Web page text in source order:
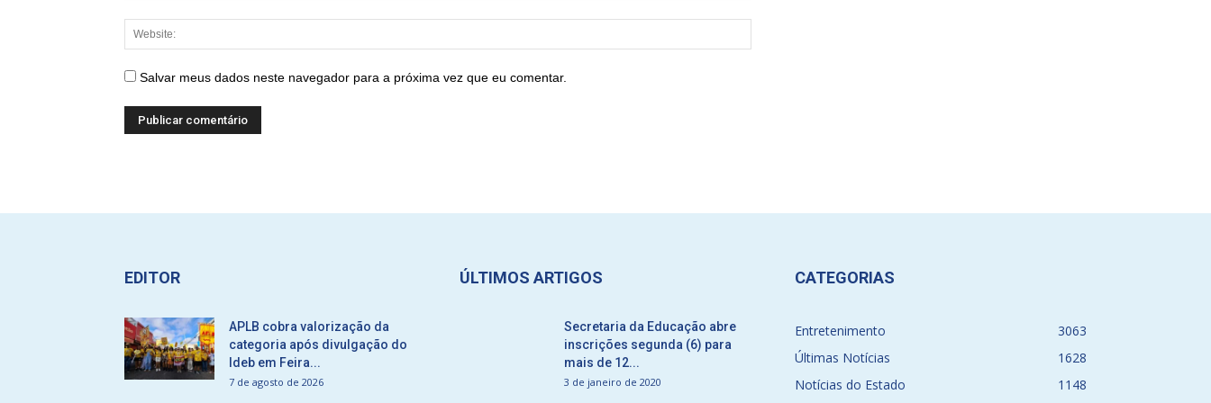
Salvar meus dados neste navegador para a próxima vez que eu comentar.
EDITOR
APLB cobra valorização da
categoria após divulgação do
Ideb em Feira...
7 de agosto de 2026
ÚLTIMOS ARTIGOS
Secretaria da Educação abre
inscrições segunda (6) para
mais de 12...
3 de janeiro de 2020
CATEGORIAS
Entretenimento
3063
Últimas Notícias
1628
Notícias do Estado
1148